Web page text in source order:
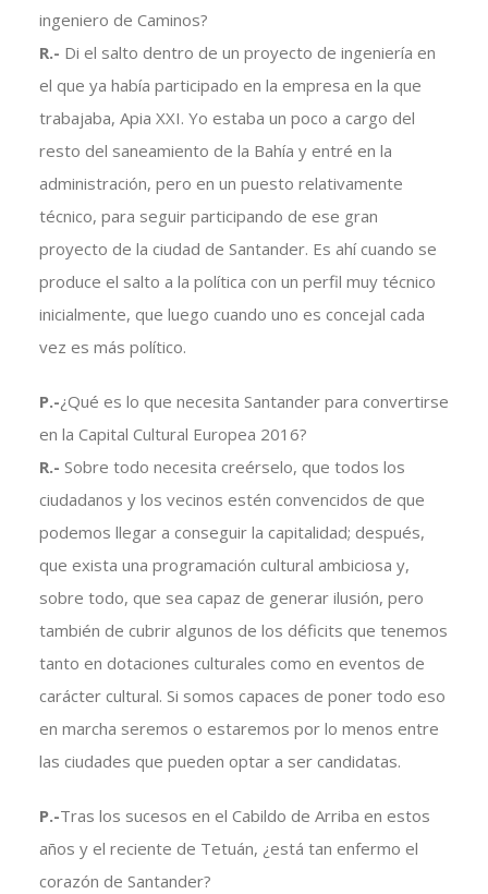
ingeniero de Caminos?
R.- Di el salto dentro de un proyecto de ingeniería en
el que ya había participado en la empresa en la que
trabajaba, Apia XXI. Yo estaba un poco a cargo del
resto del saneamiento de la Bahía y entré en la
administración, pero en un puesto relativamente
técnico, para seguir participando de ese gran
proyecto de la ciudad de Santander. Es ahí cuando se
produce el salto a la política con un perfil muy técnico
inicialmente, que luego cuando uno es concejal cada
vez es más político.
P.-¿Qué es lo que necesita Santander para convertirse
en la Capital Cultural Europea 2016?
R.- Sobre todo necesita creérselo, que todos los
ciudadanos y los vecinos estén convencidos de que
podemos llegar a conseguir la capitalidad; después,
que exista una programación cultural ambiciosa y,
sobre todo, que sea capaz de generar ilusión, pero
también de cubrir algunos de los déficits que tenemos
tanto en dotaciones culturales como en eventos de
carácter cultural. Si somos capaces de poner todo eso
en marcha seremos o estaremos por lo menos entre
las ciudades que pueden optar a ser candidatas.
P.-Tras los sucesos en el Cabildo de Arriba en estos
años y el reciente de Tetuán, ¿está tan enfermo el
corazón de Santander?